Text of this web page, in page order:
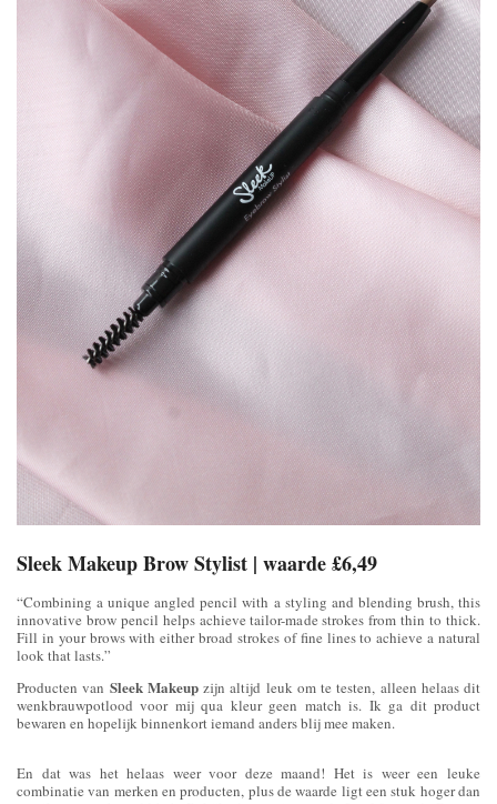
Sleek Makeup Brow Stylist | waarde £6,49
“Combining a unique angled pencil with a styling and blending brush, this
innovative brow pencil helps achieve tailor-made strokes from thin to thick.
Fill in your brows with either broad strokes of fine lines to achieve a natural
look that lasts.”
Producten van Sleek Makeup zijn altijd leuk om te testen, alleen helaas dit
wenkbrauwpotlood voor mij qua kleur geen match is. Ik ga dit product
bewaren en hopelijk binnenkort iemand anders blij mee maken.
En dat was het helaas weer voor deze maand! Het is weer een leuke
combinatie van merken en producten, plus de waarde ligt een stuk hoger dan